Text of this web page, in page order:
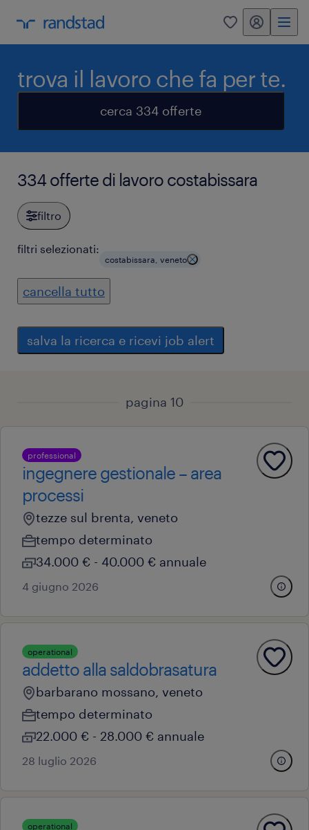
0 my randstad
trova il lavoro che fa per te.
cerca 334 offerte
334 offerte di lavoro costabissara
filtro
filtri selezionati:
costabissara, veneto
cancella tutto
salva la ricerca e ricevi job alert
pagina 10
professional
ingegnere gestionale – area
processi
tezze sul brenta, veneto
tempo determinato
34.000 € - 40.000 € annuale
4 giugno 2026
operational
addetto alla saldobrasatura
barbarano mossano, veneto
tempo determinato
22.000 € - 28.000 € annuale
28 luglio 2026
operational